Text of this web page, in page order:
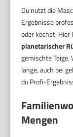
Du nutzt die
Ergebnisse
oder kochst.
planetarischer
gemischte
lange, auch bei
du Profi-
Mengen